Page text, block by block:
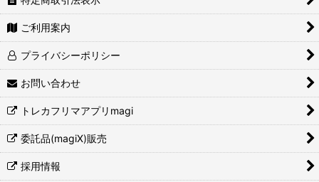
ご利用案内
プライバシーポリシー
お問い合わせ
トレカフリマアプリmagi
委託品(magiX)販売
採用情報